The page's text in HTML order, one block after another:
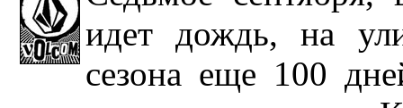
идет дождь, на
сезона еще 100